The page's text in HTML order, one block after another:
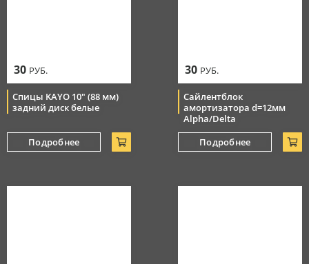
30 РУБ.
Спицы KAYO 10" (88 мм)
задний диск белые
Подробнее
30 РУБ.
Сайлентблок
амортизатора d=12мм
Alpha/Delta
Подробнее